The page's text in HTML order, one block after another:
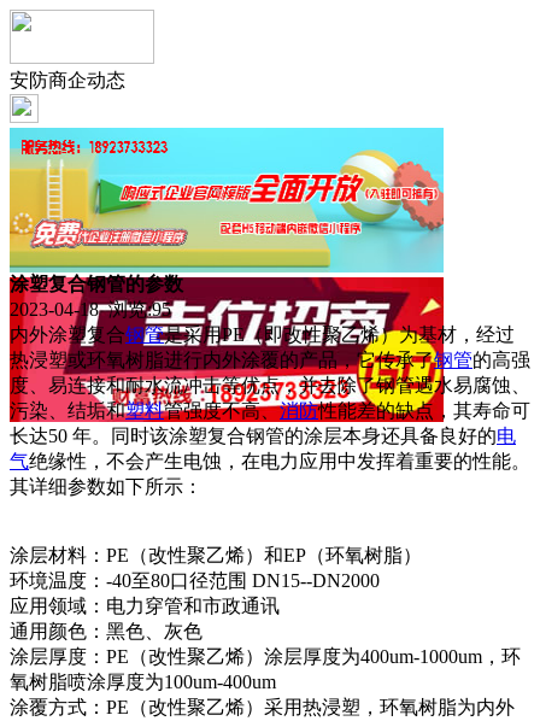
安防商企动态
涂塑复合钢管的参数
2023-04-18 浏览:95
内外涂塑复合钢管是采用PE（即改性聚乙烯）为基材，经过
热浸塑或环氧树脂进行内外涂覆的产品，它传承了钢管的高强
度、易连接和耐水流冲击等优点，并去除了钢管遇水易腐蚀、
污染、结垢和塑料管强度不高、消防性能差的缺点，其寿命可
长达50 年。同时该涂塑复合钢管的涂层本身还具备良好的电
气绝缘性，不会产生电蚀，在电力应用中发挥着重要的性能。
其详细参数如下所示：
涂层材料：PE（改性聚乙烯）和EP（环氧树脂）
环境温度：-40至80口径范围 DN15--DN2000
应用领域：电力穿管和市政通讯
通用颜色：黑色、灰色
涂层厚度：PE（改性聚乙烯）涂层厚度为400um-1000um，环
氧树脂喷涂厚度为100um-400um
涂覆方式：PE（改性聚乙烯）采用热浸塑，环氧树脂为内外